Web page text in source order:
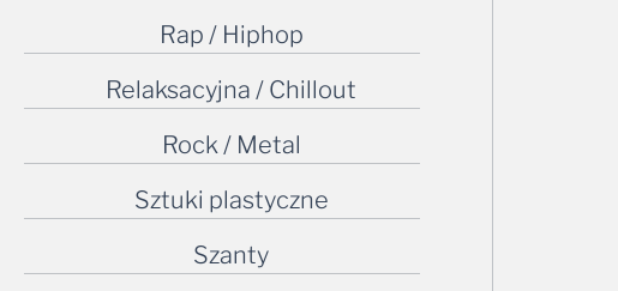
Rap / Hiphop
Relaksacyjna / Chillout
Rock / Metal
Sztuki plastyczne
Szanty